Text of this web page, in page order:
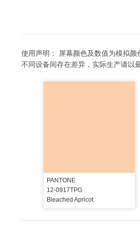
使用声明： 屏幕颜色及数值为模拟颜
不同设备间存在差异，实际生产请以
PANTONE
12-0917TPG
Bleached Apricot